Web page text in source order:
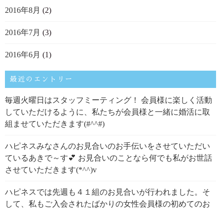
2016年8月 (2)
2016年7月 (3)
2016年6月 (1)
最近のエントリー
毎週火曜日はスタッフミーティング！ 会員様に楽しく活動
していただけるように、私たちが会員様と一緒に婚活に取
組ませていただきます(#^^#)
ハピネスみなさんのお見合いのお手伝いをさせていただい
ているあきで～す💕 お見合いのことなら何でも私がお世話
させていただきます(*^^)v
ハピネスでは先週も４１組のお見合いが行われました。そ
して、私もご入会されたばかりの女性会員様の初めてのお